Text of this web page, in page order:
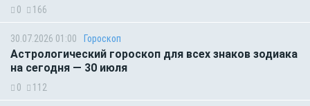
0 166
30.07.2026 01:00 Гороскоп
Астрологический гороскоп для всех знаков зодиака
на сегодня — 30 июля
0 112